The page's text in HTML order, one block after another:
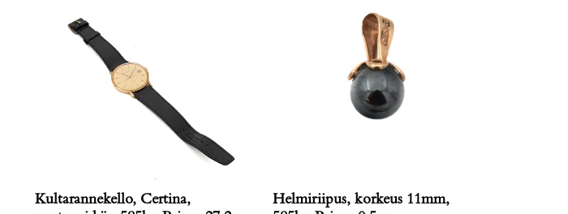
Kultarannekello, Certina,
Helmiriipus, korkeus 11mm,